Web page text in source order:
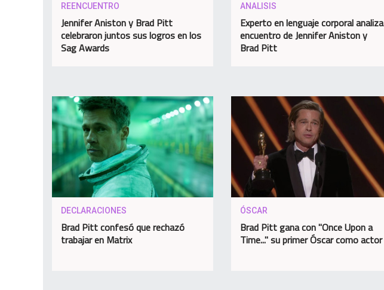
REENCUENTRO
Jennifer Aniston y Brad Pitt
celebraron juntos sus logros en los
Sag Awards
ANALISIS
Experto en lenguaje corporal analiza
encuentro de Jennifer Aniston y
Brad Pitt
DECLARACIONES
Brad Pitt confesó que rechazó
trabajar en Matrix
ÓSCAR
Brad Pitt gana con "Once Upon a
Time..." su primer Óscar como actor